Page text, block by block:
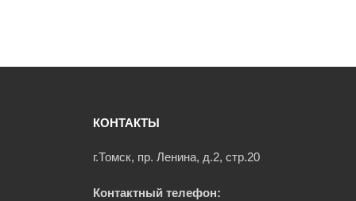
КОНТАКТЫ
г.Томск, пр. Ленина, д.2, стр.20
Контактный телефон: